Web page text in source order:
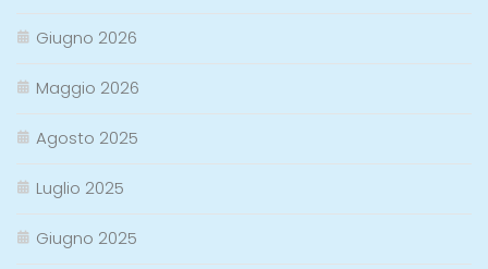
Giugno 2026
Maggio 2026
Agosto 2025
Luglio 2025
Giugno 2025